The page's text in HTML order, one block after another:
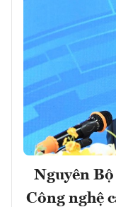
Nguyên
Công nghệ